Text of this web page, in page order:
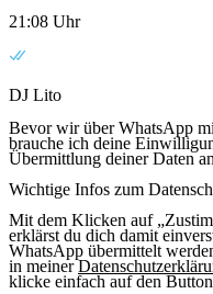
21:08 Uhr
DJ Lito
Bevor wir über WhatsApp
brauche ich deine
Übermittlung deiner Daten
Wichtige Infos zum
Mit dem Klicken auf
erklärst du dich damit
WhatsApp übermittelt
in meiner
klicke einfach auf den